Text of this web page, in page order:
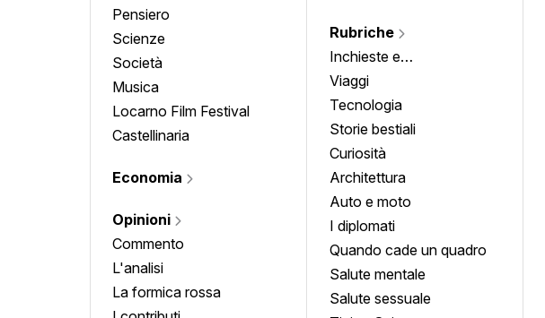
Pensiero
Scienze
Società
Musica
Locarno Film Festival
Castellinaria
Economia
Opinioni
Commento
L'analisi
La formica rossa
Rubriche
Inchieste e
approfondimenti
Viaggi
Tecnologia
Storie bestiali
Curiosità
Architettura
Auto e moto
I diplomati
Quando cade un quadro
Salute mentale
Salute sessuale